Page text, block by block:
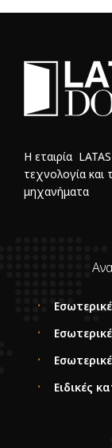
Η εταιρία
τεχνολογία και
μηχανήματα
Ειδικές